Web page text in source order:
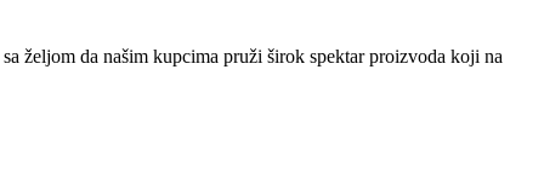
željom da našim kupcima pruži širok spektar proizvoda koji na